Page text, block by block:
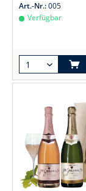
Art.-Nr.:005
Verfügbar